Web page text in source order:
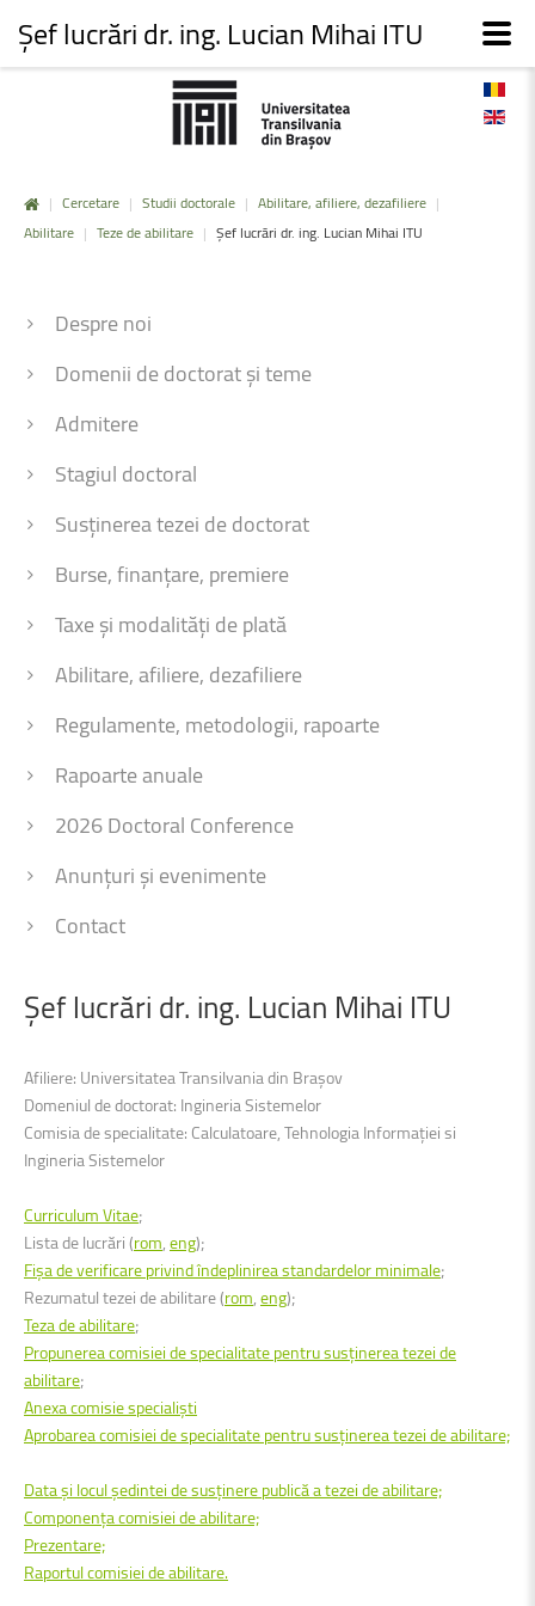
| Cercetare | Studii doctorale | Abilitare, afiliere, dezafiliere |
Abilitare | Teze de abilitare | Șef lucrări dr. ing. Lucian Mihai ITU
Despre noi
Domenii de doctorat și teme
Admitere
Stagiul doctoral
Susținerea tezei de doctorat
Burse, finanțare, premiere
Taxe și modalități de plată
Abilitare, afiliere, dezafiliere
Regulamente, metodologii, rapoarte
Rapoarte anuale
2026 Doctoral Conference
Anunțuri și evenimente
Contact
Șef lucrări dr. ing. Lucian Mihai ITU
Afiliere: Universitatea Transilvania din Brașov
Domeniul de doctorat: Ingineria Sistemelor
Comisia de specialitate: Calculatoare, Tehnologia Informației si
Ingineria Sistemelor
Curriculum Vitae;
Lista de lucrări (rom,eng);
Fişa de verificare privind îndeplinirea standardelor minimale;
Rezumatul tezei de abilitare (rom,eng);
Teza de abilitare;
Propunerea comisiei de specialitate pentru susținerea tezei de
abilitare;
Anexa comisie specialiști
Aprobarea comisiei de specialitate pentru susținerea tezei de abilitare;
Data şi locul şedintei de susținere publică a tezei de abilitare;
Componența comisiei de abilitare;
Prezentare;
Raportul comisiei de abilitare.
Șef lucrări dr. ing. Lucian Mihai ITU